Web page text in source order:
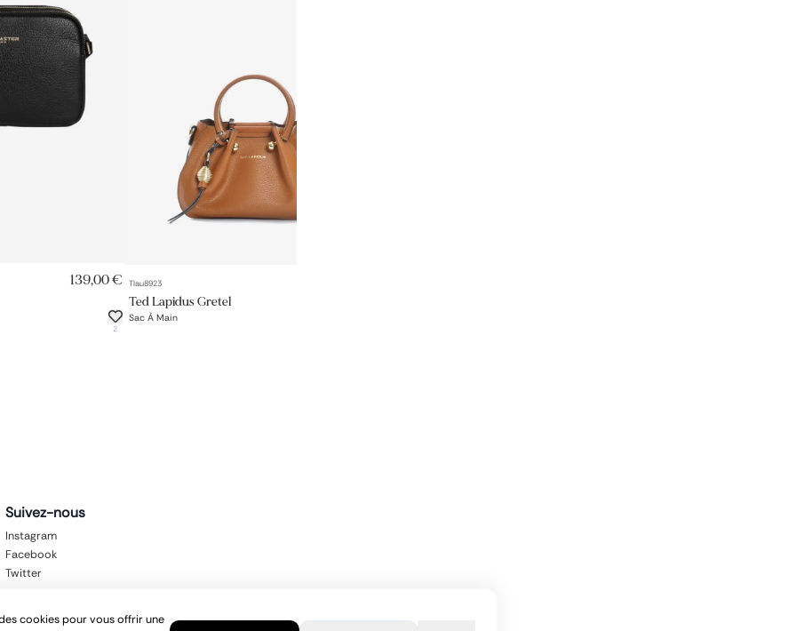
139,00 €
2
Tlau8923
Ted Lapidus Gretel
Sac À Main
Suivez-nous
Instagram
Facebook
Twitter
cookies pour vous offrir une